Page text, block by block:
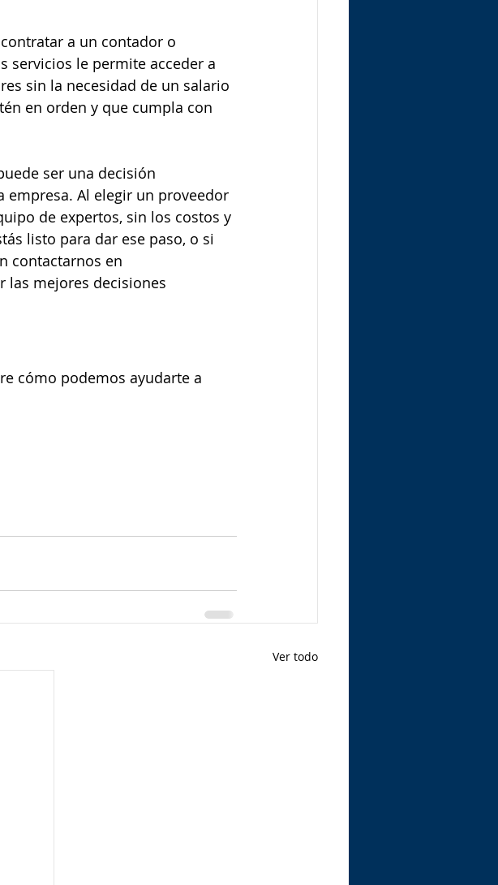
a un contador o
servicios le permite acceder a
sin la necesidad de un salario
en orden y que cumpla con
ser una decisión
Al elegir un proveedor
de expertos, sin los costos y
listo para dar ese paso, o si
contactarnos en
las mejores decisiones
cómo podemos ayudarte a
Ver todo